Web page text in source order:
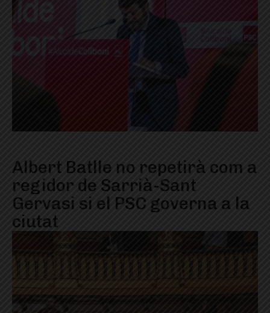
Albert Batlle no repetirà com a
regidor de Sarrià-Sant
Gervasi si el PSC governa a la
ciutat